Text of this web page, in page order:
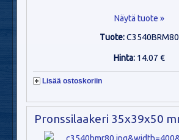
Näytä tuote »
Tuote:C3540BRM80
Hinta: 14.07 €
Lisää ostoskoriin
Pronssilaakeri 35x39x50